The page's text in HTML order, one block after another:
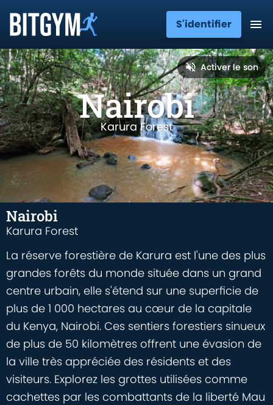
S'identifier
Activer le son
Nairobi
Karura Forest
Nairobi
Karura Forest
La réserve forestière de Karura est l'une des plus
grandes forêts du monde située dans un grand
centre urbain, elle s'étend sur une superficie de
plus de 1 000 hectares au cœur de la capitale
du Kenya, Nairobi. Ces sentiers forestiers sinueux
de plus de 50 kilomètres offrent une évasion de
la ville très appréciée des résidents et des
visiteurs. Explorez les grottes utilisées comme
cachettes par les combattants de la liberté Mau